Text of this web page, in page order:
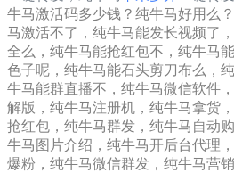
牛马激活码多少钱？纯牛马好用么
马激活不了，纯牛马能发长视频了
全么，纯牛马能抢红包不，纯牛马
色子呢，纯牛马能石头剪刀布么，
牛马能群直播不，纯牛马微信软件
解版，纯牛马注册机，纯牛马拿货
抢红包，纯牛马群发，纯牛马自动
牛马图片介绍，纯牛马开后台代理
爆粉，纯牛马微信群发，纯牛马营